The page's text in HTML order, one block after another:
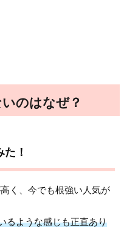
のはなぜ？
！
く、今でも根強い人気が
るような感じも正直あり